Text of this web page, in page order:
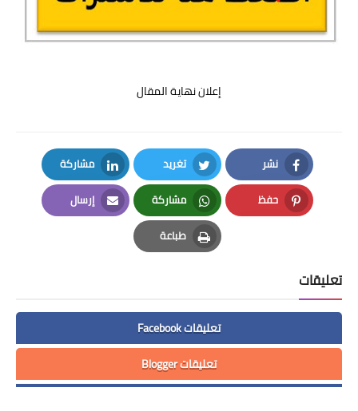
إعلان نهاية المقال
نشر
Facebook
تغريد
Twitter
مشاركة
LinkedIn
حفظ
Pinterest
مشاركة
Whatsapp
إرسال
Email
طباعة
Print
تعليقات
تعليقات Facebook
تعليقات Blogger